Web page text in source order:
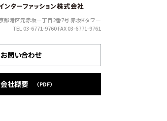
都港区元赤坂一丁目2番7号 赤坂Kタワー
TEL 03-6771-9760 FAX 03-6771-9761
お問い合わせ
会社概要 （PDF）